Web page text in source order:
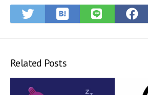
Share Save
Bookmark
Share
Related Posts